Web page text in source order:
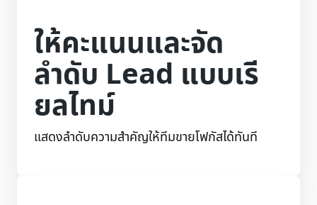
ให้คะแนนและจัด
ลำดับ Lead แบบเรี
ยลไทม์
แสดงลำดับความสำคัญให้ทีมขายโฟกัสได้ทันที